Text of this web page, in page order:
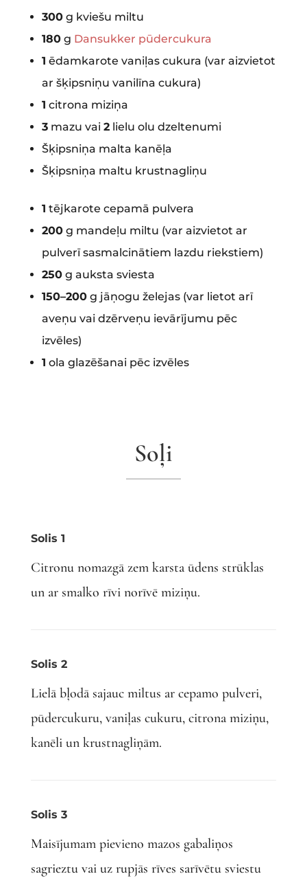
300g kviešu miltu
180g Dansukker pūdercukura
1 ēdamkarote vaniļas cukura (var aizvietot
ar šķipsniņu vanilīna cukura)
1 citrona miziņa
3mazu vai 2lielu olu dzeltenumi
Šķipsniņa malta kanēļa
Šķipsniņa maltu krustnagliņu
1 tējkarote cepamā pulvera
200g mandeļu miltu (var aizvietot ar
pulverī sasmalcinātiem lazdu riekstiem)
250g auksta sviesta
150–200g jāņogu želejas (var lietot arī
aveņu vai dzērveņu ievārījumu pēc
izvēles)
1 ola glazēšanai pēc izvēles
Soļi
Solis 1
Citronu nomazgā zem karsta ūdens strūklas
un ar smalko rīvi norīvē miziņu.
Solis 2
Lielā bļodā sajauc miltus ar cepamo pulveri,
pūdercukuru, vaniļas cukuru, citrona miziņu,
kanēli un krustnagliņām.
Solis 3
Maisījumam pievieno mazos gabaliņos
sagrieztu vai uz rupjās rīves sarīvētu sviestu